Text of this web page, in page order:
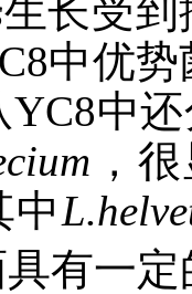
生长受到
中优
YC8中
，
中
有一定